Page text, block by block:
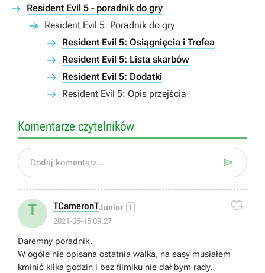
Resident Evil 5 - poradnik do gry
Resident Evil 5: Poradnik do gry
Resident Evil 5: Osiągnięcia i Trofea
Resident Evil 5: Lista skarbów
Resident Evil 5: Dodatki
Resident Evil 5: Opis przejścia
Komentarze czytelników
Dodaj komentarz... 
T TCameronTJunior 1
2021-05-15 09:27

Daremny poradnik.
W ogóle nie opisana ostatnia walka, na easy musiałem
kminić kilka godzin i bez filmiku nie dał bym rady.